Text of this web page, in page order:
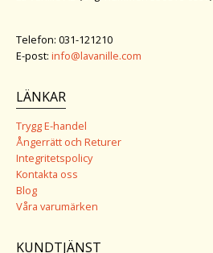
Telefon: 031-121210
E-post: info@lavanille.com
LÄNKAR
Trygg E-handel
Ångerrätt och Returer
Integritetspolicy
Kontakta oss
Blog
Våra varumärken
KUNDTJÄNST